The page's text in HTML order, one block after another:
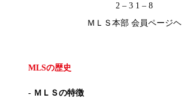
2 – 3 1 – 8
ＭＬＳ本部 会員ページヘ
MLSの歴史
- ＭＬＳの特徴